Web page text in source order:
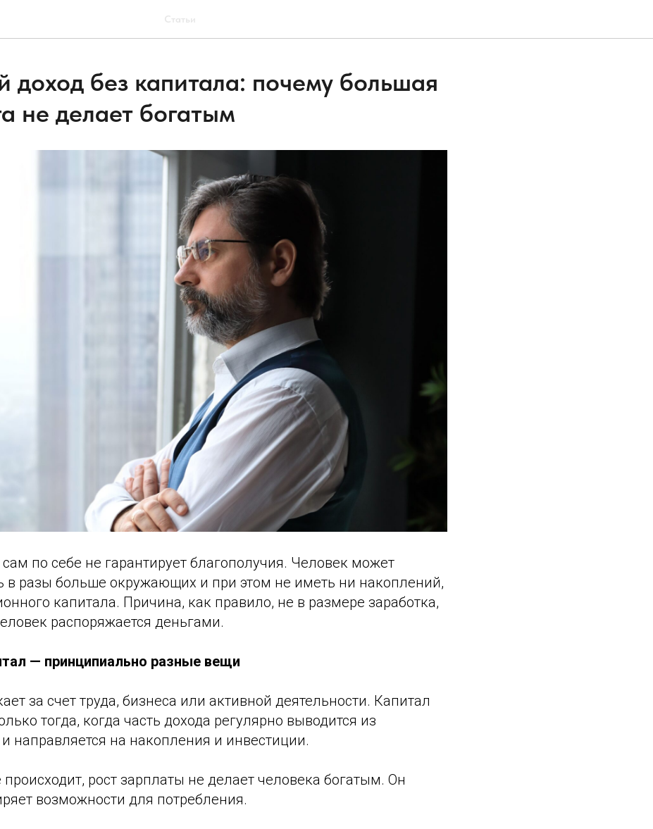
Статьи
доход без капитала: почему большая
не делает богатым
сам по себе не гарантирует благополучия. Человек может
в разы больше окружающих и при этом не иметь ни накоплений,
капитала. Причина, как правило, не в размере заработка,
распоряжается деньгами.
— принципиально разные вещи
за счет труда, бизнеса или активной деятельности. Капитал
тогда, когда часть дохода регулярно выводится из
направляется на накопления и инвестиции.
происходит, рост зарплаты не делает человека богатым. Он
возможности для потребления.